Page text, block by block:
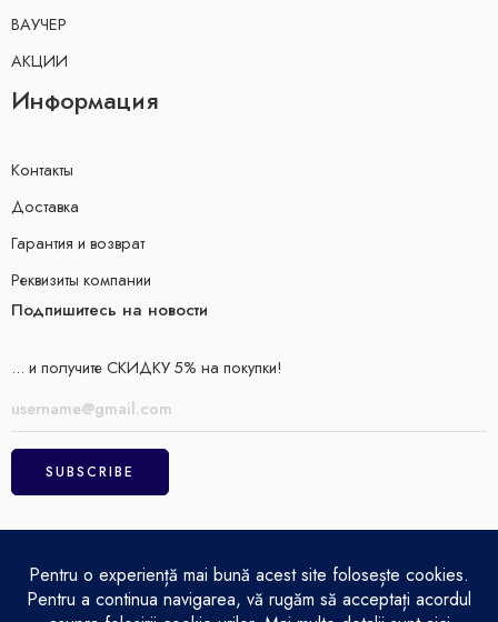
ВАУЧЕР
АКЦИИ
Информация
Контакты
Доставка
Гарантия и возврат
Реквизиты компании
Подпишитесь на новости
... и получите СКИДКУ 5% на покупки!
ELECTRO MAGAZIN SRL© 2026